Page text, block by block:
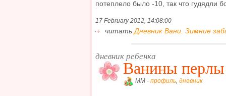
потеплело было -10, так что гудядли
17 February 2012, 14:08:00
читатьДневник Вани. Зимние
дневник ребенка
Ванины перлы
MM - профиль, дневник